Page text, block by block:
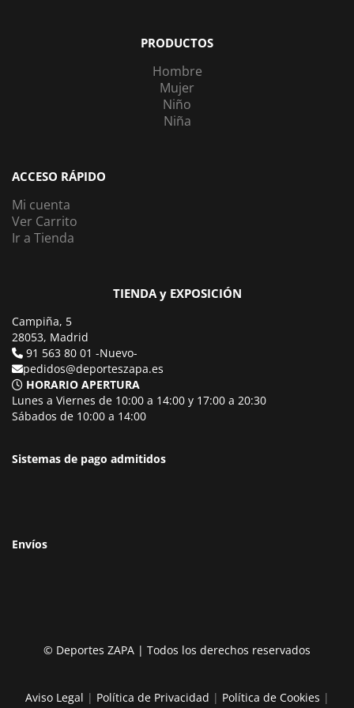
PRODUCTOS
Hombre
Mujer
Niño
Niña
ACCESO RÁPIDO
Mi cuenta
Ver Carrito
Ir a Tienda
TIENDA y EXPOSICIÓN
Campiña, 5
28053, Madrid
91 563 80 01 -Nuevo-
pedidos@deporteszapa.es
HORARIO APERTURA
Lunes a Viernes de 10:00 a 14:00 y 17:00 a 20:30
Sábados de 10:00 a 14:00
Sistemas de pago admitidos
Envíos
© Deportes ZAPA | Todos los derechos reservados
Aviso Legal | Política de Privacidad | Política de Cookies |